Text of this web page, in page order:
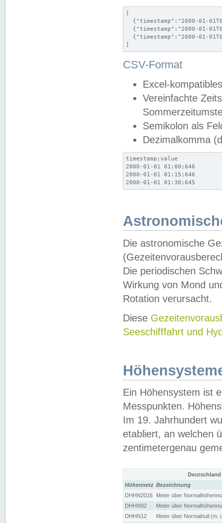
[
{"timestamp":"2000-01-
{"timestamp":"2000-01-
{"timestamp":"2000-01-
]
CSV-Format
Excel-
Vereinfachte
Semikolon als
Dezimalkomma
timestamp;value
2000-01-01 01:00;646
2000-01-01 01:15;646
2000-01-01 01:30;645
Die astronomische
Die periodischen
Wirkung von Mond
Rotation verursacht.
Diese
Seeschifffahrt und
Ein Höhensystem ist
Messpunkten.
Im 19. Jahrhundert
etabliert, an welchen
zentimetergenau
Höhennetz Bezeichnung
DHHN2016
Meter über
DHHN92
Meter über
DHHN12
Meter über Normalnull (m.